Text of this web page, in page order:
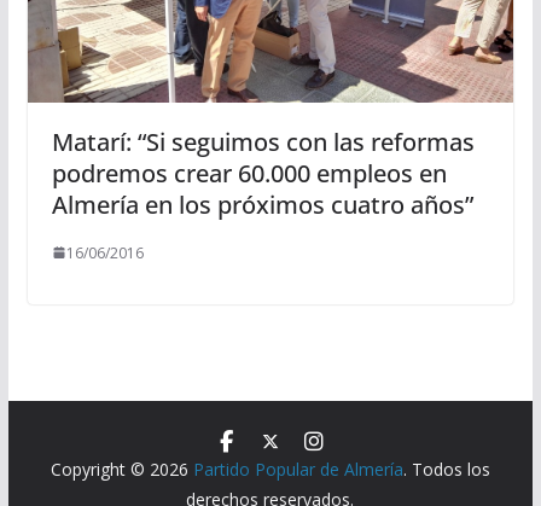
Matarí: “Si seguimos con las reformas
podremos crear 60.000 empleos en
Almería en los próximos cuatro años”
16/06/2016
Copyright © 2026 Partido Popular de Almería. Todos los
derechos reservados.